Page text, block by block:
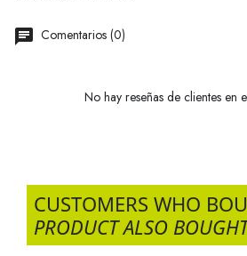
Comentarios (0)
No hay reseñas de clientes en
CUSTOMERS WHO
PRODUCT ALSO